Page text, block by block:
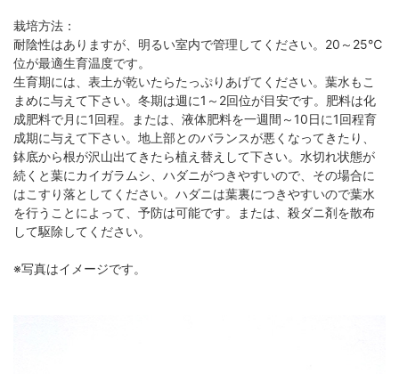
栽培方法：
耐陰性はありますが、明るい室内で管理してください。20～25℃
位が最適生育温度です。
生育期には、表土が乾いたらたっぷりあげてください。葉水もこ
まめに与えて下さい。冬期は週に1～2回位が目安です。肥料は化
成肥料で月に1回程。または、液体肥料を一週間～10日に1回程育
成期に与えて下さい。地上部とのバランスが悪くなってきたり、
鉢底から根が沢山出てきたら植え替えして下さい。水切れ状態が
続くと葉にカイガラムシ、ハダニがつきやすいので、その場合に
はこすり落としてください。ハダニは葉裏につきやすいので葉水
を行うことによって、予防は可能です。または、殺ダニ剤を散布
して駆除してください。
※写真はイメージです。